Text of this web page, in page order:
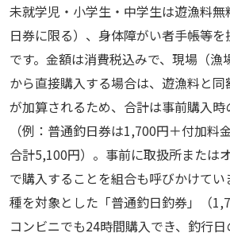
未就学児・小学生・中学生は遊漁料無
日券に限る）、身体障がい者手帳等
です。金額は消費税込みで、現場（漁
から直接購入する場合は、遊漁料と
が加算されるため、合計は事前購入
（例：普通釣日券は1,700円＋付加料
合計5,100円）。事前に取扱所または
で購入することを組合も呼びかけてい
種を対象とした「普通釣日釣券」（
コンビニでも24時間購入でき、釣行